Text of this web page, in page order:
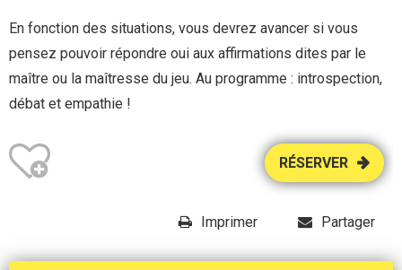
En fonction des situations, vous devrez avancer si vous
pensez pouvoir répondre oui aux affirmations dites par le
maître ou la maîtresse du jeu. Au programme : introspection,
débat et empathie !
RÉSERVER
Imprimer Partager